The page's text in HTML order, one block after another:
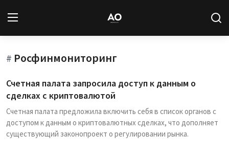
Вход Регистрация
Новости
Статьи
Авторы
# Росфинмониторинг
Счетная палата запросила доступ к данным о
сделках с криптовалютой
Счетная палата предложила включить себя в список органов с
доступом к данным о криптовалютных сделках, что дополняет
существующий законопроект о регулировании рынка.